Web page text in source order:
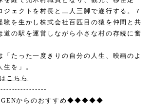
ジェクトを村長と二人三脚で遂行する。７
験を生かし株式会社百匹目の猿を仲間と共
道の駅を運営しながら小さな村の存続に奮
「たった一度きりの自分の人生、映画のよ
を」。
こちら
からのおすすめ◆◆◆◆◆